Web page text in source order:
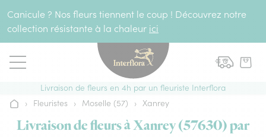
Canicule ? Nos fleurs tiennent le coup ! Découvrez notre
collection résistante à la chaleur ici
Livraison de fleurs en 4h par un fleuriste Interflora
Accueil
› Fleuristes › Moselle (57) › Xanrey
Livraison de fleurs à Xanrey (57630) par